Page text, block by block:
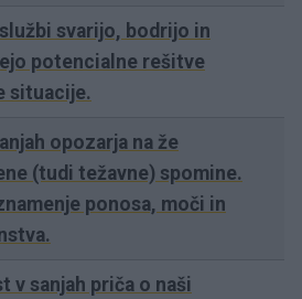
svarijo, bodrijo in
potencialne rešitve
situacije.
opozarja na že
(tudi težavne) spomine.
ponosa, moči in
v sanjah priča o naši